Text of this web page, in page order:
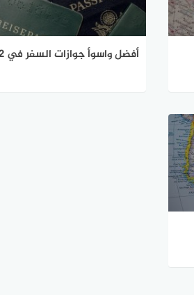
أفضل واسوأ جوازات السفر في 2022